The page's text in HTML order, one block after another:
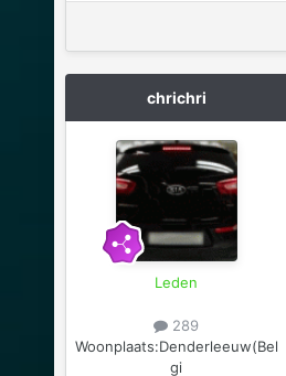
chrichri
Leden
289
Woonplaats:Denderleeuw(Bel
gi